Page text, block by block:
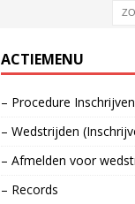
ACTIEMENU
– Procedure
– Wedstrijden
– Afmelden voor
– Records